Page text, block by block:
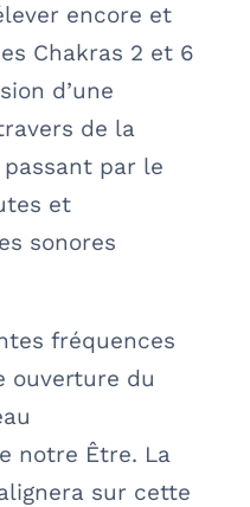
encore et
Chakras 2 et 6
d’une
de la
par le
et
sonores
fréquences
ouverture du
notre Être. La
sur cette